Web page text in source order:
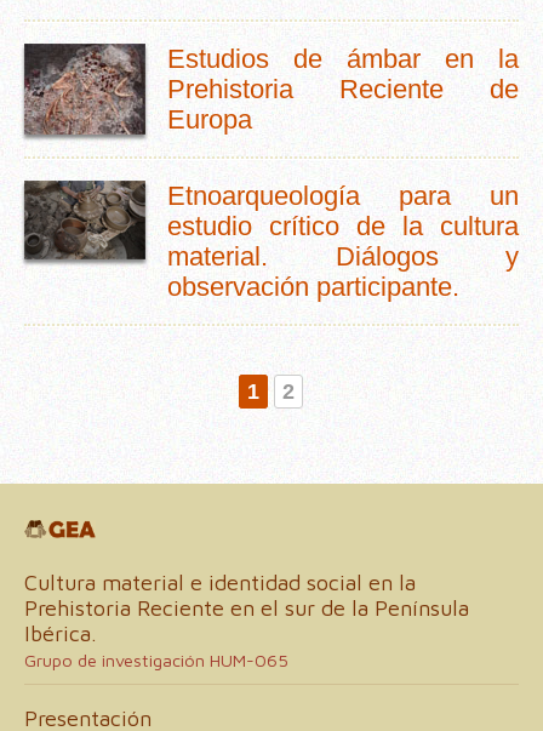
Estudios de ámbar en la
Prehistoria Reciente de
Europa
Etnoarqueología para un
estudio crítico de la cultura
material. Diálogos y
observación participante.
1 2
Cultura material e identidad social en la
Prehistoria Reciente en el sur de la Península
Ibérica.
Grupo de investigación HUM-065
Presentación